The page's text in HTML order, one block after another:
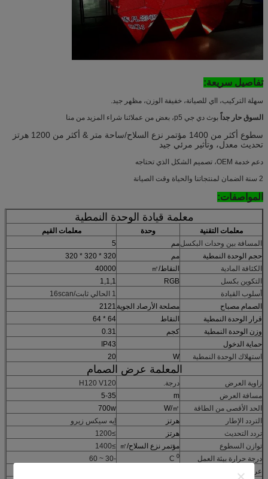
تفاصيل سريعة:
سهلة التركيب، ااي للصيانة، خفيفة الوزن، مظهر جيد.
السوق حار جداً بوث دي جي p5، بعض من عملائنا شراء المزيد من منا
سطوع أكثر من 1400 مؤتمر نزع السلاح/ساحة متر & أكثر من 1200 هرتز
تحديث معدل، وتأثير مرئي جيد
دعم خدمة OEM، تصميم الشكل الذي تحتاجه
2 سنة الضمان لمنتجاتنا والحياة وقت الصيانة
المواصفات:
معلمة قيادة الوحدة النمطية
معلمات التقنية وحدة
معلمات القيم
المسافة بين وحدات البكسلمم
5
حجم الوحدة النمطية
مم
320 * 320 * 320
الكثافة المادية
النقاط/㎡
40000
التكوين بكسل
RGB
1,1,1
أسلوب القيادة
1 الحالي ثابت/16scan
الصمام مصباح
مصلحة الأرصاد الجوية 2121
قرار الوحدة النمطية
النقاط
64 * 64
وزن الوحدة النمطية
كجم
0.31
حماية الدخول
IP43
استهلاك الوحدة النمطية
W
20
المعلمة عرض الصمام
زاوية العرض درجة.
H120 V120
مسافة العرض
m
5-35
الحد الأقصى من الطاقة
W/㎡
700w
التردد الإطار
هرتز
إيه سيكس زيرو
تردد التحديث
هرتز
≥1200
توازن السطوع
مؤتمر نزع السلاح/㎡
≥1400
درجة حرارة بيئة العمل
0
C
-30 ~ 60
عرض الجهد العامل